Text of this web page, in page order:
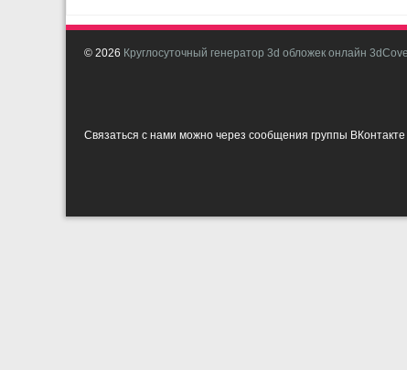
© 2026 Круглосуточный генератор 3d обложек онлайн
Связаться с нами можно через сообщения группы ВКонтакте